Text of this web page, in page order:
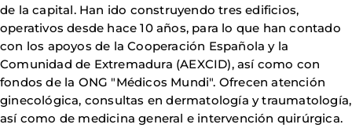
de la capital. Han ido construyendo tres edificios,
operativos desde hace 10 años, para lo que han contado
con los apoyos de la Cooperación Española y la
Comunidad de Extremadura (AEXCID), así como con
fondos de la ONG "Médicos Mundi". Ofrecen atención
ginecológica, consultas en dermatología y traumatología,
así como de medicina general e intervención quirúrgica.